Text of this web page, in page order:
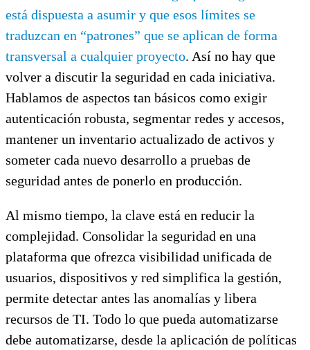
está dispuesta a asumir y que esos límites se
traduzcan en “patrones” que se aplican de forma
transversal a cualquier proyecto. Así no hay que
volver a discutir la seguridad en cada iniciativa.
Hablamos de aspectos tan básicos como exigir
autenticación robusta, segmentar redes y accesos,
mantener un inventario actualizado de activos y
someter cada nuevo desarrollo a pruebas de
seguridad antes de ponerlo en producción.
Al mismo tiempo, la clave está en reducir la
complejidad. Consolidar la seguridad en una
plataforma que ofrezca visibilidad unificada de
usuarios, dispositivos y red simplifica la gestión,
permite detectar antes las anomalías y libera
recursos de TI. Todo lo que pueda automatizarse
debe automatizarse, desde la aplicación de políticas